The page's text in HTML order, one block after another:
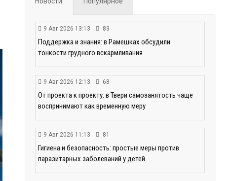
9 Авг 2026 13:13 83
Поддержка и знания: в Рамешках обсудили
тонкости грудного вскармливания
9 Авг 2026 12:13 68
От проекта к проекту: в Твери самозанятость чаще
воспринимают как временную меру
9 Авг 2026 11:13 81
Гигиена и безопасность: простые меры против
паразитарных заболеваний у детей